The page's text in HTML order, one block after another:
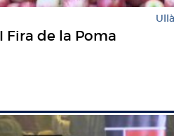
Ullà
Fira de la Poma